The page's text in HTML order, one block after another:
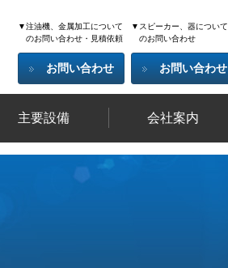
▼注油機、金属加工について
のお問い合わせ・見積依頼
お問い合わせ
▼スピーカー、器について
のお問い合わせ
お問い合わせ
主要設備 会社案内